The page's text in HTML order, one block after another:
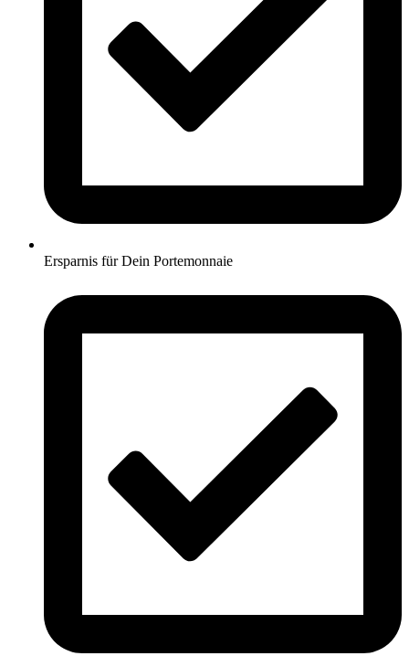
Ersparnis für Dein Portemonnaie